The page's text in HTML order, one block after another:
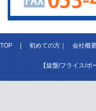
TOP|初めての方｜会社概
【旋盤/フライス/ボ